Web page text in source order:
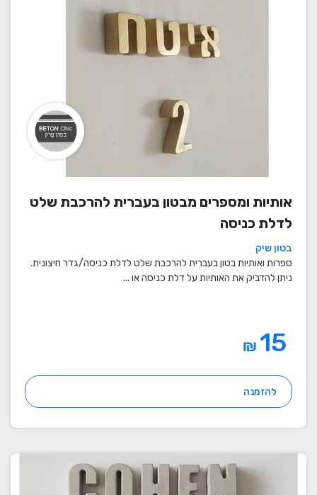
אותיות ומספרים מבטון בעברית להרכבת שלט
לדלת כניסה
בטון שיק
ספרות ואותיות בטון בעברית להרכבת שלט לדלת כניסה/גדר חיצונית.
ניתן להדביק את האותיות על דלת כניסה או ...
₪
להזמנה